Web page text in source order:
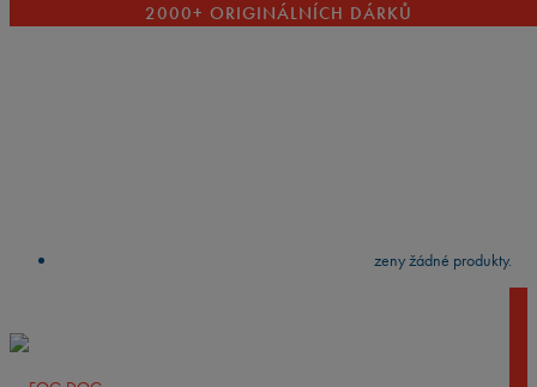
2000+ ORIGINÁLNÍCH DÁRKŮ
press Nebyly nalezeny žádné produkty.